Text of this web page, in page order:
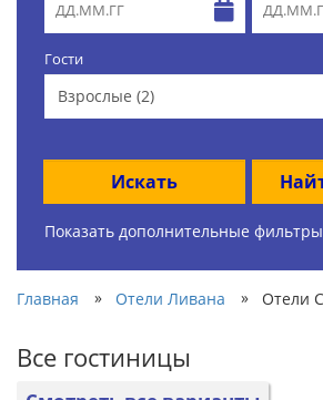
Гости
Взрослые (2)
Искать
Показать дополнительные фильтры
Главная » Отели Ливана » Отели
Все гостиницы